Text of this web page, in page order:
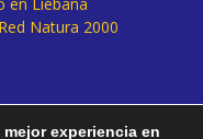
Natura 2000
experiencia en